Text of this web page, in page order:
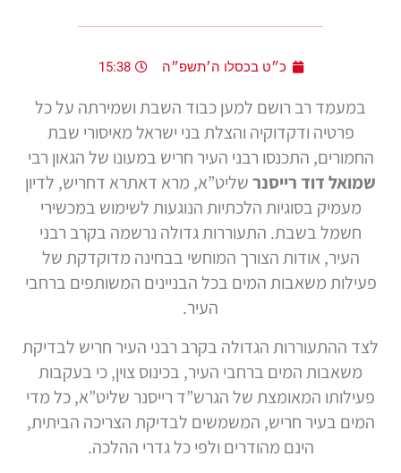
כ״ט בכסלו ה׳תשפ״ה 15:38
במעמד רב רושם למען כבוד השבת ושמירתה על כל
פרטיה ודקדוקיה והצלת בני ישראל מאיסורי שבת
החמורים, התכנסו רבני העיר חריש במעונו של הגאון רבי
שמואל דוד רייסנרשליט”א, מרא דאתרא דחריש, לדיון
מעמיק בסוגיות הלכתיות הנוגעות לשימוש במכשירי
חשמל בשבת. התעוררות גדולה נרשמה בקרב רבני
העיר, אודות הצורך המוחשי בבחינה מדוקדקת של
פעילות משאבות המים בכל הבניינים המשותפים ברחבי
העיר.
לצד ההתעוררות הגדולה בקרב רבני העיר חריש לבדיקת
משאבות המים ברחבי העיר, בכינוס צוין, כי בעקבות
פעילותו המאומצת של הגרש”ד רייסנר שליט”א, כל מדי
המים בעיר חריש, המשמשים לבדיקת הצריכה הביתית,
הינם מהודרים ולפי כל גדרי ההלכה.